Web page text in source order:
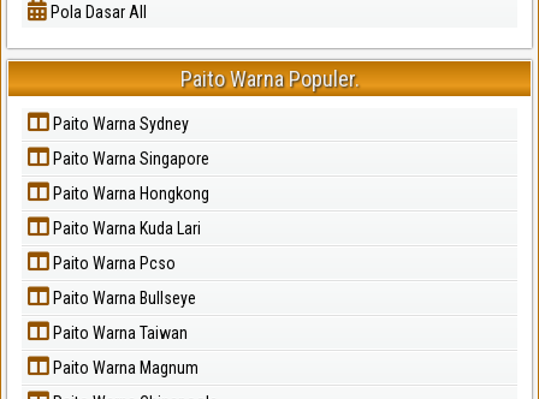
Pola Dasar All
Paito Warna Populer.
Paito Warna Sydney
Paito Warna Singapore
Paito Warna Hongkong
Paito Warna Kuda Lari
Paito Warna Pcso
Paito Warna Bullseye
Paito Warna Taiwan
Paito Warna Magnum